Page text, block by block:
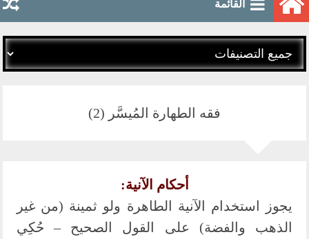
القائمة
فقه الطهارة المُيسَّر (2)
أحكام الآنية:
يجوز استخدام الآنية الطاهرة ولو ثمينة (من غير
الذهب والفضة) على القول الصحيح – حُكِي